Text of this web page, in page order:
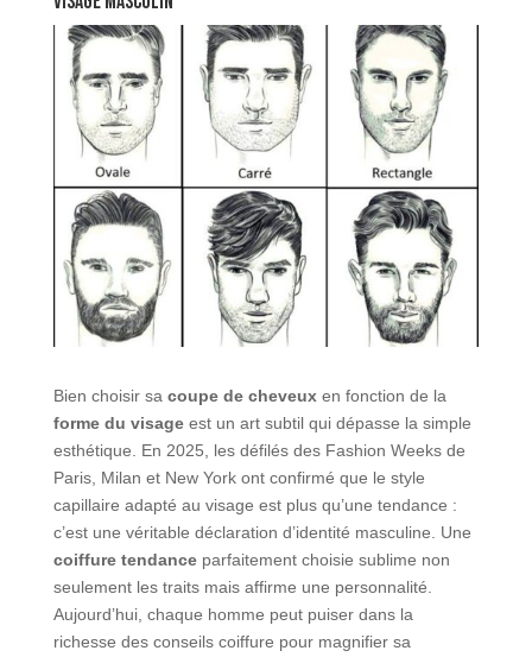
Bien choisir sa coupe de cheveuxen fonction de la
forme du visageest un art subtil qui dépasse la simple
esthétique. En 2025, les défilés des Fashion Weeks de
Paris, Milan et New York ont confirmé que le style
capillaire adapté au visage est plus qu’une tendance :
c’est une véritable déclaration d’identité masculine. Une
coiffure tendanceparfaitement choisie sublime non
seulement les traits mais affirme une personnalité.
Aujourd’hui, chaque homme peut puiser dans la
richesse des conseils coiffure pour magnifier sa